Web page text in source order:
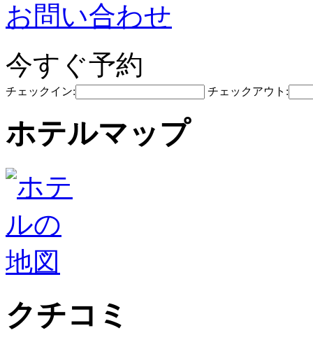
お問い合わせ
今すぐ予約
チェックイン: チェックアウト:
ホテルマップ
クチコミ